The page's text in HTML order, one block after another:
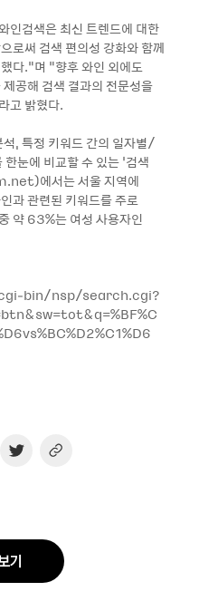
인검색은 최신 트렌드에 대한
로써 검색 편의성 강화와 함께
다.”며 “향후 와인 외에도
공해 검색 결과의 전문성을
고 밝혔다.
, 특정 키워드 간의 일자별/
눈에 비교할 수 있는 ‘검색
에서는 서울 지역에
과 관련된 키워드를 주로
약 63%는 여성 사용자인
bin/nsp/search.cgi?
기